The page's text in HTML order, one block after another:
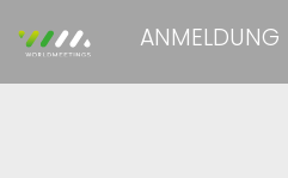
ANMELDUNG